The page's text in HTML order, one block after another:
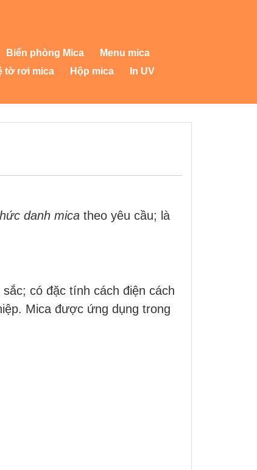
Biển phòng Mica
Menu mica
tờ rơi mica Hộp mica
In UV
danh mica theo yêu cầu; là
có đặc tính cách điện cách
Mica được ứng dụng trong